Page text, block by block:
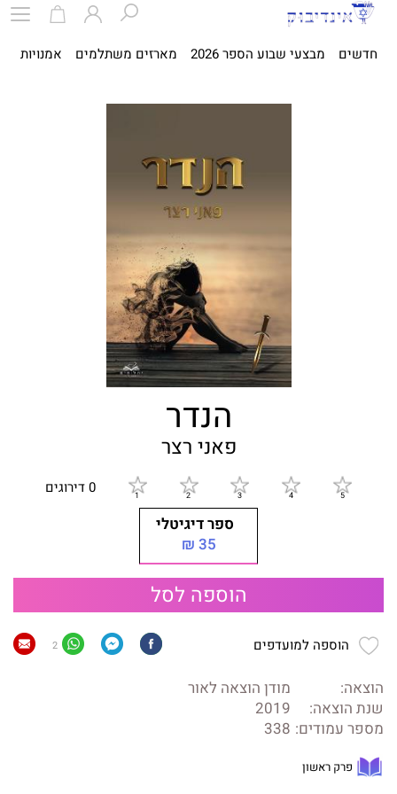
חדשים מבצעי שבוע הספר 2026 מארזים משתלמים אמנויות
הנדר
פאני רצר
0 דירוגים
ספר דיגיטלי
35 ₪
הוספה לסל
הוספה למועדפים 2
הוצאה:
מודן הוצאה לאור
שנת הוצאה:
2019
מספר עמודים: 338
פרק ראשון